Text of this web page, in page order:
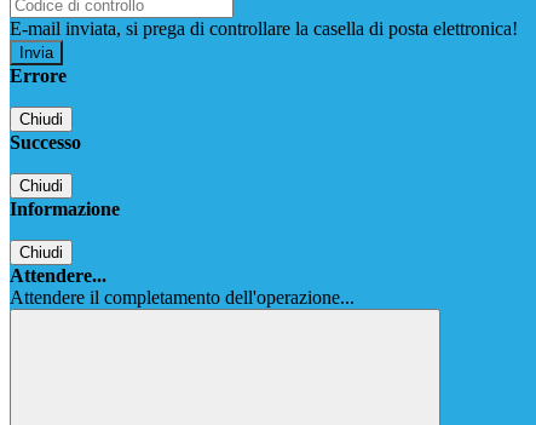
E-mail inviata, si prega di controllare la casella di posta elettronica!
Errore
Chiudi
Successo
Chiudi
Informazione
Chiudi
Attendere...
Attendere il completamento dell'operazione...